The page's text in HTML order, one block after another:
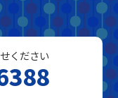
ください